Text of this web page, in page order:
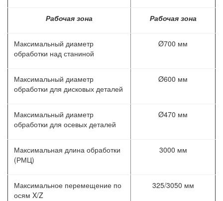
Рабочая зона Рабочая зона
Максимальный диаметр
обработки над станиной
Ø700 мм
Максимальный диаметр
обработки для дисковых деталей
Ø600 мм
Максимальный диаметр
обработки для осевых деталей
Ø470 мм
Максимальная длина обработки
(РМЦ)
3000 мм
Максимальное перемещение по
осям X/Z
325/3050 мм